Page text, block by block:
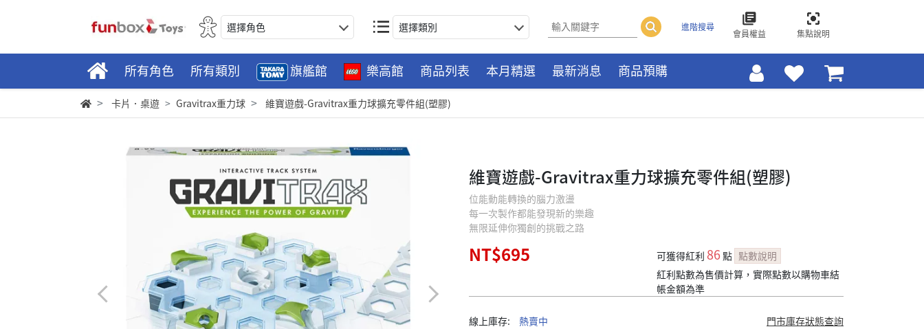
選擇角色 選擇類別 進階搜尋
會員權益 集點說明
所有角色 所有類別 旗艦館 樂高館 商品列表 本月精選 最新消息 商品預購
卡片．桌遊 Gravitrax重力球 維寶遊戲-Gravitrax重力球擴充零件組(塑膠)
維寶遊戲-Gravitrax重力球擴充零件組(塑膠)
位能動能轉換的腦力激盪
每一次製作都能發現新的樂趣
無限延伸你獨創的挑戰之路
NT$695 可獲得紅利 86點 點數說明
紅利點數為售價計算，實際點數以購物車結
帳金額為準
線上庫存: 熱賣中 門市庫存狀態查詢